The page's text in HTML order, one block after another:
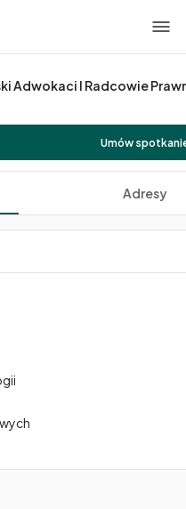
Adwokaci I Radcowie
Umów
Adresy